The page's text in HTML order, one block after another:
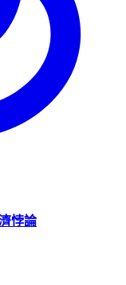
悖論